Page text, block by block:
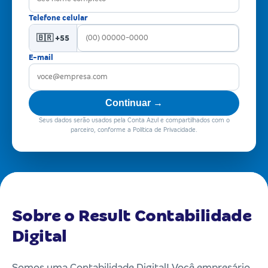
Telefone celular
🇧🇷 +55
E-mail
Continuar →
Seus dados serão usados pela Conta Azul e compartilhados com o
parceiro, conforme a Política de Privacidade.
Sobre o Result Contabilidade
Digital